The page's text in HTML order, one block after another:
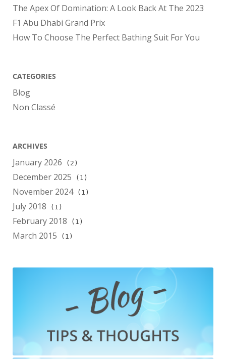
The Apex Of Domination: A Look Back At The 2023
F1 Abu Dhabi Grand Prix
How To Choose The Perfect Bathing Suit For You
CATEGORIES
Blog
Non Classé
ARCHIVES
January 2026 (2)
December 2025 (1)
November 2024(1)
July 2018 (1)
February 2018 (1)
March 2015 (1)